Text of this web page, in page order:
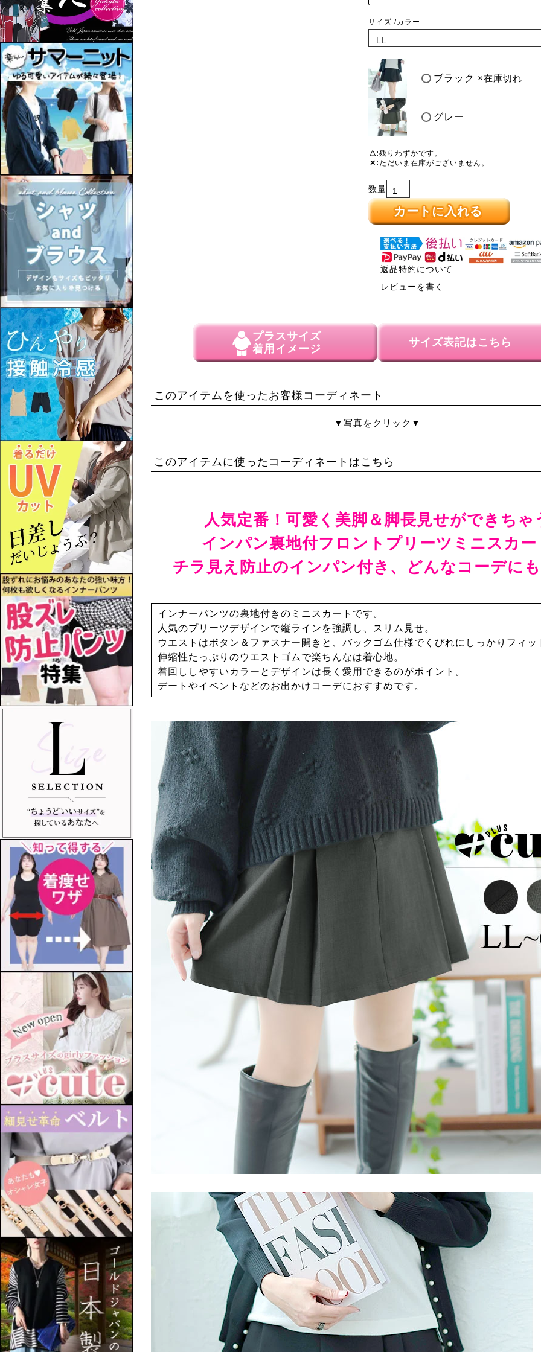
サイズ カラー
ブラック ×在庫切れ
グレー
△ 残りわずかです。
✕ ただいま在庫がございません。
カートに入れる
返品特約について
レビューを書く
プラスサイズ
着用イメージ
サイズ表記はこちら
このアイテムを使ったお客様コーディネート
▼写真をクリック▼
このアイテムに使ったコーディネートはこちら
人気定番！可愛く美脚＆脚長見せができちゃ
インパン裏地付フロントプリーツミニスカー
チラ見え防止のインパン付き、どんなコーデに
インナーパンツの裏地付きのミニスカートです。
人気のプリーツデザインで縦ラインを強調し、スリム見せ。
ウエストはボタン＆ファスナー開きと、バックゴム仕様でくびれにしっかりフィッ
伸縮性たっぷりのウエストゴムで楽ちんなは着心地。
着回ししやすいカラーとデザインは長く愛用できるのがポイント。
デートやイベントなどのお出かけコーデにおすすめです。